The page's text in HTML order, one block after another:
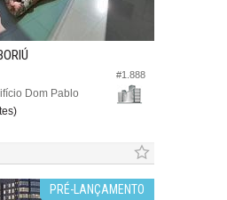
#1.888
Dom Pablo
PRÉ-LANÇAMENTO